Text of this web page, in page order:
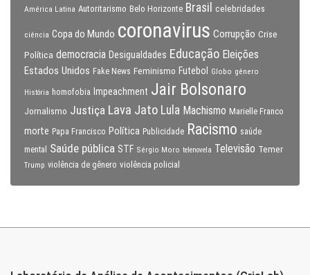
América Latina Autoritarismo Belo Horizonte Brasil celebridades
ciência Copa do Mundo coronavirus Corrupção Crise
Política democracia Desigualdades Educação Eleições
Estados Unidos Fake News Feminismo Futebol Globo gênero
História homofobia Impeachment Jair Bolsonaro
Jornalismo Justiça Lava Jato Lula Machismo Marielle Franco
morte Papa Francisco Política Publicidade Racismo saúde
mental
Saúde pública STF Sérgio Moro telenovela Televisão Temer
Trump violência de gênero violência policial